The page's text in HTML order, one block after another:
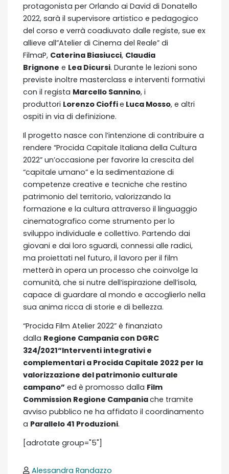
protagonista per Orlando ai David di Donatello
2022, sarà il supervisore artistico e pedagogico
del corso e verrà coadiuvato dalle registe, sue ex
allieve all”Atelier di Cinema del Reale” di
FilmaP, Caterina Biasiucci, Claudia
Brignone e Lea Dicursi. Durante le lezioni sono
previste inoltre masterclass e interventi formativi
con il regista Marcello Sannino, i
produttori Lorenzo Cioffie Luca Mosso, e altri
ospiti in via di definizione.
Il progetto nasce con l’intenzione di contribuire a
rendere “Procida Capitale Italiana della Cultura
2022” un’occasione per favorire la crescita del
“capitale umano” e la sedimentazione di
competenze creative e tecniche che restino
patrimonio del territorio, valorizzando la
formazione e la cultura attraverso il linguaggio
cinematografico come strumento per lo
sviluppo individuale e collettivo. Partendo dai
giovani e dai loro sguardi, connessi alle radici,
ma proiettati nel futuro, il lavoro per il film
metterà in opera un processo che coinvolge la
comunità, che si nutre dell’ispirazione dell’isola,
capace di guardare al mondo e accoglierlo nella
sua anima ricca di storie e di bellezza.
“Procida Film Atelier 2022” è finanziato
dalla Regione Campania con DGRC
324/2021“Interventi integrativi e
complementari a Procida Capitale 2022 per la
valorizzazione del patrimonio culturale
campano” ed è promosso dalla Film
Commission Regione Campaniache tramite
avviso pubblico ne ha affidato il coordinamento
a Parallelo 41 Produzioni.
[adrotate group="5"]
Alessandra Randazzo